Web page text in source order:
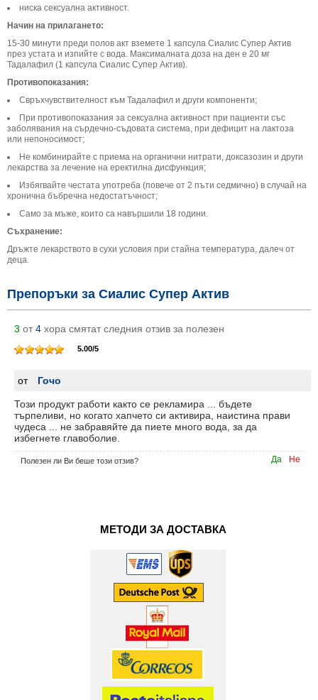
ниска сексуална активност.
Начин на прилагането:
15-30 минути преди полов акт вземете 1 капсула Сиалис Супер Актив
през устата и изпийте с вода. Максималната доза на ден е 20 мг
Тадалафил (1 капсула Сиалис Супер Актив).
Противопоказания:
Свръхчувствителност към Тадалафил и други компоненти;
При противопоказания за сексуална активност при пациенти със
заболявания на сърдечно-съдовата система, при дефицит на лактоза
или непоносимост;
Не комбинирайте с приема на органични нитрати, доксазозин и други
лекарства за лечение на еректилна дисфункция;
Избягвайте честата употреба (повече от 2 пъти седмично) в случай на
хронична бъбречна недостатъчност;
Само за мъже, които са навършили 18 години.
Съхранение:
Дръжте лекарството в сухи условия при стайна температура, далеч от
деца.
Препоръки за Сиалис Супер Актив
3 от4 хора смятат следния отзив за полезен
5.00/5
от Гочо
Този продукт работи както се рекламира ... бъдете
търпеливи, но когато хапчето си активира, наистина прави
чудеса ... не забравяйте да пиете много вода, за да
избегнете главоболие.
Не
Да
Полезен ли Ви беше този отзив?
МЕТОДИ ЗА ДОСТАВКА